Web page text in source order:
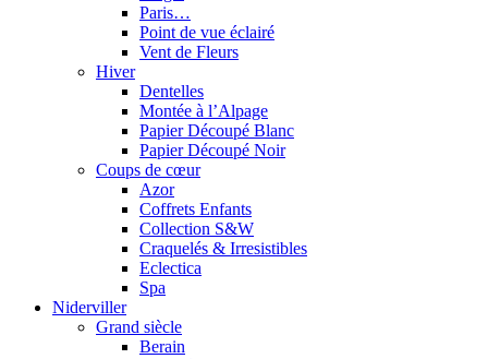
Paris…
Point de vue éclairé
Vent de Fleurs
Hiver
Dentelles
Montée à l’Alpage
Papier Découpé Blanc
Papier Découpé Noir
Coups de cœur
Azor
Coffrets Enfants
Collection S&W
Craquelés & Irresistibles
Eclectica
Spa
Niderviller
Grand siècle
Berain